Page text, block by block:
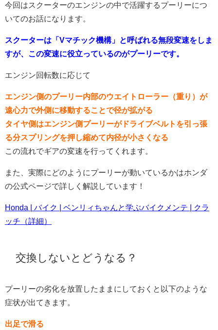
今回はスクーターのエンジンの中で活躍するプーリーにつ
いてのお話になります。
スクーターは「Vマチック機構」と呼ばれる無段変速をしま
すが、この変速に役立っているのがプーリーです。
エンジン回転数に応じて
エンジン側のプーリー内部のウエイトローラー（重り）が
遠心力で外側に移動することで径が拡がる
タイヤ側はエンジン側プーリーがドライブベルトを引っ張
る分スプリングを押し縮めて内径が小さくなる
この流れでギアの変速を行ってくれます。
また、実際にどのようにプーリーが動いているかはホンダ
の公式ページで詳しく解説しています！
Honda | バイク | ベンリィちゃんと学ぶバイクメンテ | クラ
ッチ（詳細）
交換しないとどうなる？
プーリーの劣化を放置したままにしておくと以下のような
症状が出てきます。
出足で滑る